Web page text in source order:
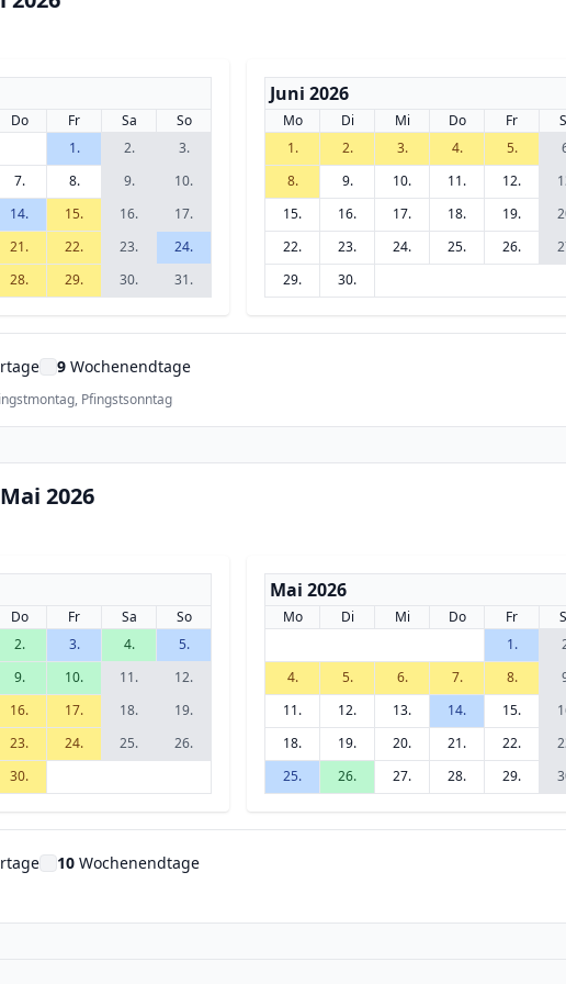
Do Fr Sa
So
1.
2.
3.
7. 8. 9.
10.
14. 15. 16.
17.
21. 22. 23.
24.
28. 29. 30. 31.
Juni 2026
Mo Di Mi Do Fr
1.
2. 3. 4. 5.
8.
9. 10. 11. 12.
15.
16. 17. 18. 19.
22.
23. 24. 25. 26.
29.
30.
9 Wochenendtage
Pfingstsonntag
2026
Do Fr Sa
So
2. 3. 4.
5.
9. 10. 11.
12.
16. 17. 18.
19.
23. 24. 25.
26.
30.
Mai 2026
Mo Di Mi Do Fr
1.
4.
5. 6. 7. 8.
11.
12. 13. 14. 15.
18.
19. 20. 21. 22.
25.
26. 27. 28. 29.
10 Wochenendtage